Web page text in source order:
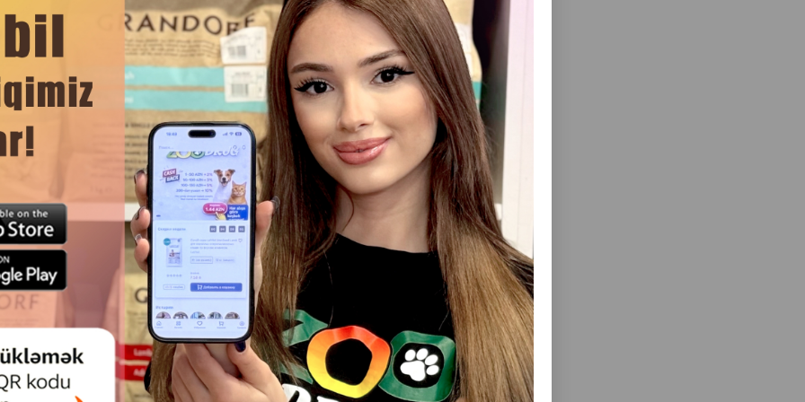
sahibləri üçün ekoloji seçim.
DAHA ÇOX OXU
Hamısını Gör
4 PAWS PREMIUM — BÖYÜK
ÜÇÜN TOYUQ ƏTI ILƏ SOUSDA
YAŞ YEM, 85 Q
KONSERV PURINA GOURMET GOLD PATE -
TOYUQ DADLI YETKIN PIŞIKLƏR ÜÇÜN
ZƏRIF PAŞTET ŞƏKLINDƏ YAŞ YEM 85 QR.
BALALARI ÜÇÜN JELEDƏ TOYUQ DADI ILƏ